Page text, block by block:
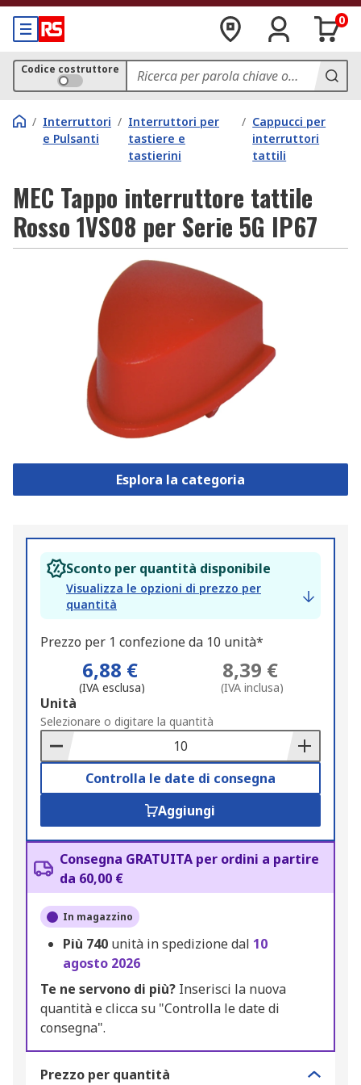
0
Codice costruttore
/ Interruttori
e Pulsanti
/ Interruttori per
tastiere e
tastierini
/ Cappucci per
interruttori
tattili
MEC Tappo interruttore tattile
Rosso 1VS08 per Serie 5G IP67
Esplora la categoria
Sconto per quantità disponibile
Visualizza le opzioni di prezzo per
quantità
Prezzo per 1 confezione da 10 unità*
6,88 €
(IVA esclusa)
8,39 €
(IVA inclusa)
Add
to
Basket
Unità
Selezionare o digitare la quantità
Controlla le date di consegna
Aggiungi
Consegna GRATUITA per ordini a partire
da 60,00 €
In magazzino
Più 740 unità in spedizione dal 10
agosto 2026
Te ne servono di più? Inserisci la nuova
quantità e clicca su "Controlla le date di
consegna".
Prezzo per quantità